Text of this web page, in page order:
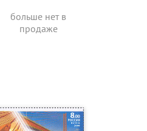
больше нет в
продаже